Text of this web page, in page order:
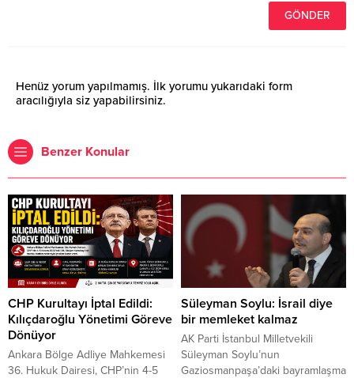
Henüz yorum yapılmamış. İlk yorumu yukarıdaki form
aracılığıyla siz yapabilirsiniz.
Benzer Konular
CHP Kurultayı İptal Edildi:
Kılıçdaroğlu Yönetimi Göreve
Dönüyor
Ankara Bölge Adliye Mahkemesi
36. Hukuk Dairesi, CHP’nin 4-5
Süleyman Soylu: İsrail diye
bir memleket kalmaz
AK Parti İstanbul Milletvekili
Süleyman Soylu’nun
Gaziosmanpaşa’daki bayramlaşma